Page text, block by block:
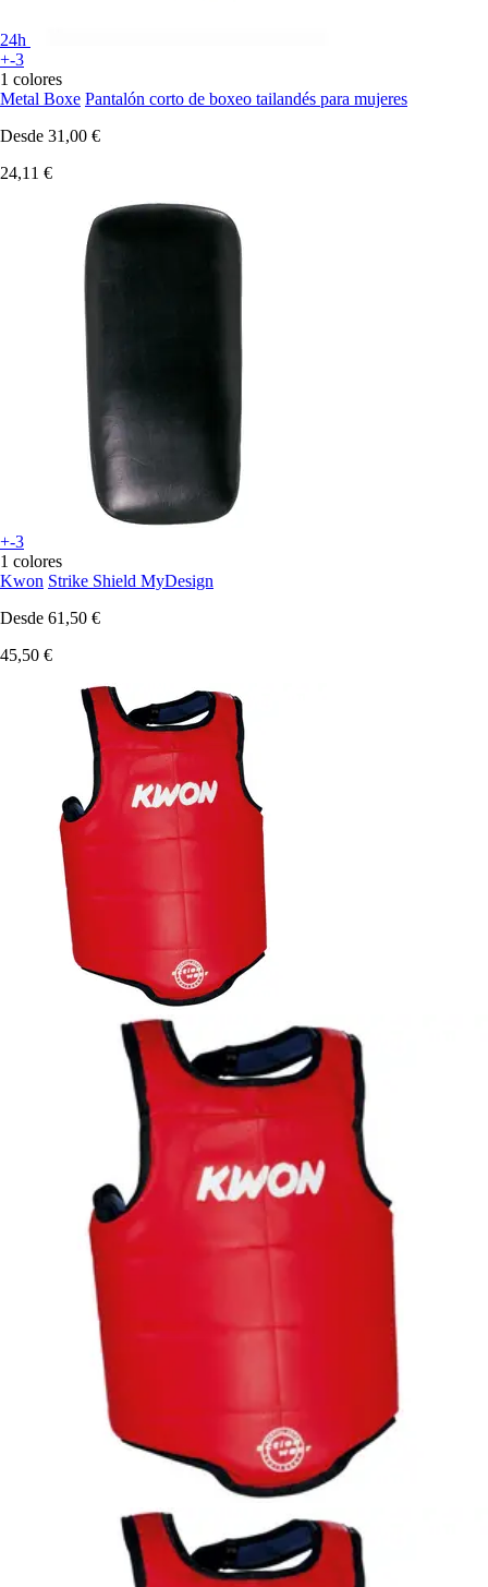
24h
+-3
1 colores
Metal Boxe Pantalón corto de boxeo tailandés para mujeres
Desde 31,00 €
24,11 €
+-3
1 colores
Kwon Strike Shield MyDesign
Desde 61,50 €
45,50 €